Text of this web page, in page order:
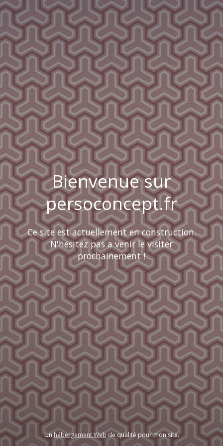
Bienvenue sur
persoconcept.fr
Ce site est actuellement en construction.
N'hesitez pas a venir le visiter
prochainement !
Unhébergement Webde qualité pour mon site.